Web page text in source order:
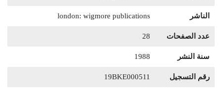
الناشر london: wigmore publications
عدد الصفحات 28
سنة النشر 1988
رقم التسجيل 19BKE000511